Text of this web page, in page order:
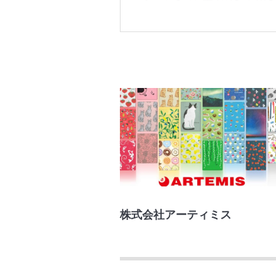
株式会社アーティミス